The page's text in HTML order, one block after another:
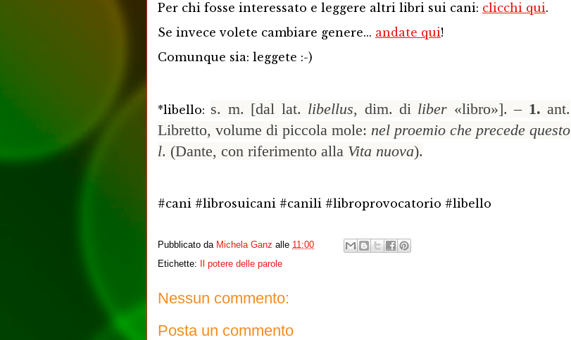
Per chi fosse interessato e leggere altri libri sui cani: clicchi qui.
Se invece volete cambiare genere... andate qui!
Comunque sia: leggete :-)
*libello: s. m. [dal lat. libellus, dim. di liber «libro»]. – 1. ant.
Libretto, volume di piccola mole: nel proemio che precede questo
l. (Dante, con riferimento alla Vita nuova).
#cani #librosuicani #canili #libroprovocatorio #libello
Pubblicato da Michela Ganz alle 11:00
Etichette:
Il potere delle parole
Nessun commento:
Posta un commento